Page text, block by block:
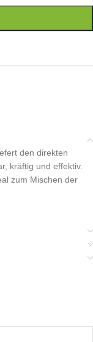
den direkten
kräftig und effektiv.
zum Mischen der